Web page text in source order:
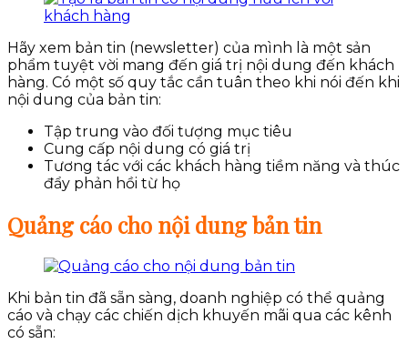
Hãy xem bản tin (newsletter) của mình là một sản
phẩm tuyệt vời mang đến giá trị nội dung đến khách
hàng. Có một số quy tắc cần tuân theo khi nói đến khi
nội dung của bản tin:
Tập trung vào đối tượng mục tiêu
Cung cấp nội dung có giá trị
Tương tác với các khách hàng tiềm năng và thúc
đẩy phản hồi từ họ
Quảng cáo cho nội dung bản tin
Khi bản tin đã sẵn sàng, doanh nghiệp có thể quảng
cáo và chạy các chiến dịch khuyến mãi qua các kênh
có sẵn: